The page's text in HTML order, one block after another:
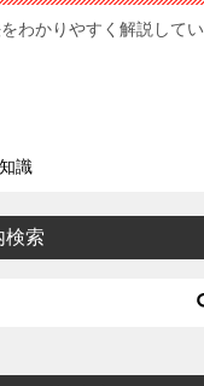
わかりやすく解説してい
識
検索